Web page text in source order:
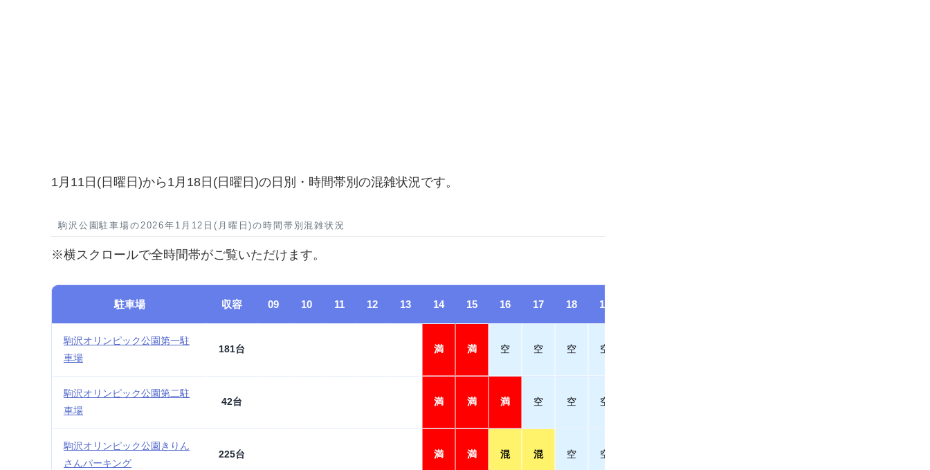
1月11日(日曜日)から1月18日(日曜日)の日別・時間帯別の混雑状況です。
駒沢公園駐車場の2026年1月12日(月曜日)の時間帯別混雑状況
※横スクロールで全時間帯がご覧いただけます。
駐車場 収容 09 10 11 12 13 14 15 16 17 18 19
駒沢オリンピック公園第一駐
車場
181台 満 満 空 空 空 空
駒沢オリンピック公園第二駐
車場
42台 満 満 満 空 空 空
駒沢オリンピック公園きりん
さんパーキング
225台 満 満 混 混 空 空